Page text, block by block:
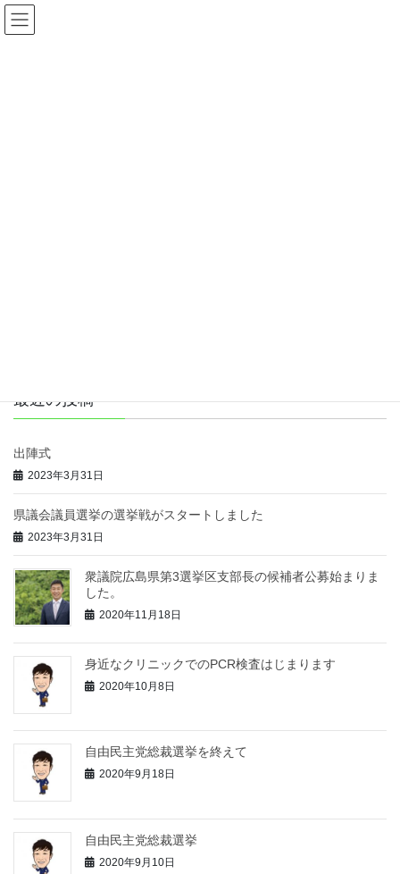
最近の投稿
出陣式
2023年3月31日
県議会議員選挙の選挙戦がスタートしました
2023年3月31日
衆議院広島県第3選挙区支部長の候補者公募始まりま
した。
2020年11月18日
身近なクリニックでのPCR検査はじまります
2020年10月8日
自由民主党総裁選挙を終えて
2020年9月18日
自由民主党総裁選挙
2020年9月10日